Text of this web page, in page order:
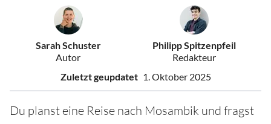
Sarah Schuster
Autor
Philipp Spitzenpfeil
Redakteur
Zuletzt geupdatet 1. Oktober 2025
Du planst eine Reise nach Mosambik und fragst